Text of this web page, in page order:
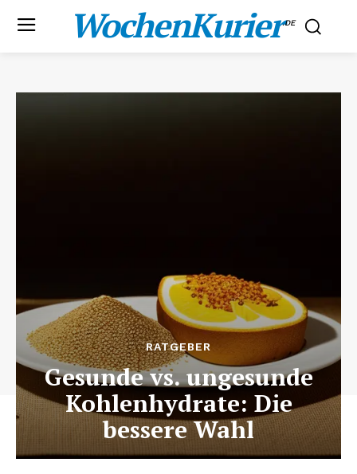
WochenKurier.DE
RATGEBER
Gesunde vs. ungesunde
Kohlenhydrate: Die
bessere Wahl